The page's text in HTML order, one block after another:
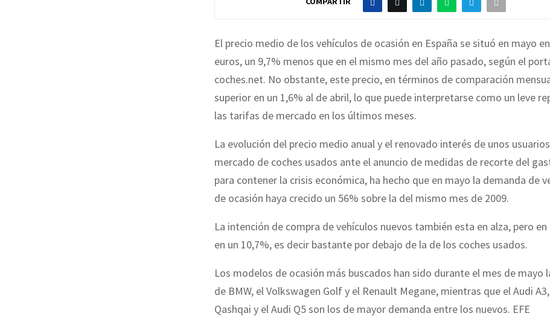
El precio medio de los vehículos de ocasión en España se situó en mayo
euros, un 9,7% menos que en el mismo mes del año pasado, según el
coches.net. No obstante, este precio, en términos de comparación
superior en un 1,6% al de abril, lo que puede interpretarse como un leve
las tarifas de mercado en los últimos meses.
La evolución del precio medio anual y el renovado interés de unos
mercado de coches usados ante el anuncio de medidas de recorte del
para contener la crisis económica, ha hecho que en mayo la demanda de
de ocasión haya crecido un 56% sobre la del mismo mes de 2009.
La intención de compra de vehículos nuevos también esta en alza, pero
en un 10,7%, es decir bastante por debajo de la de los coches usados.
Los modelos de ocasión más buscados han sido durante el mes de mayo
de BMW, el Volkswagen Golf y el Renault Megane, mientras que el Audi
Qashqai y el Audi Q5 son los de mayor demanda entre los nuevos. EFE